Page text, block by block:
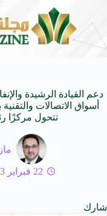
إلى الفنجان 8 أغسطس 2026
دعم القيادة الرشيدة
أسواق الاتصالات
تتحول مركزًا
22 فبراير 2023
شارك